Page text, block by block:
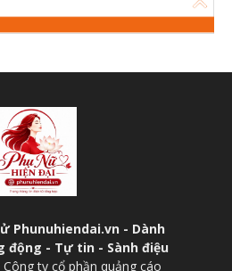
Phunuhiendai.vn - Dành
động - Tự tin - Sành điệu
ty cổ phần quảng cáo